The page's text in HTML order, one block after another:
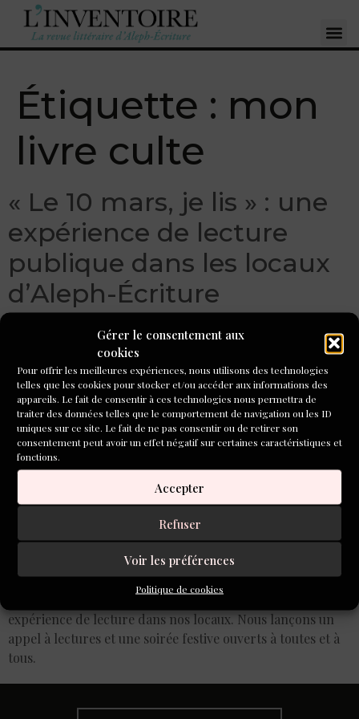
Gérer le consentement aux
cookies
Pour offrir les meilleures expériences, nous utilisons des technologies
telles que les cookies pour stocker et/ou accéder aux informations des
appareils. Le fait de consentir à ces technologies nous permettra de
traiter des données telles que le comportement de navigation ou les ID
uniques sur ce site. Le fait de ne pas consentir ou de retirer son
consentement peut avoir un effet négatif sur certaines caractéristiques et
fonctions.
Accepter
Refuser
Voir les préférences
Politique de cookies
Étiquette : mon
livre culte
« Le 10 mars, je lis » : une
expérience de lecture
publique dans les locaux
d’Aleph-Écriture
À l’initiative du CNL, la journée « 10 mars Je lis », invite à
lire 15 minutes partout en France, sur nos lieux de travail,
à la maison, dans les jardins publics. Nous participons à
cette journée en vous proposant de vivre cette
expérience de lecture dans nos locaux. Nous lançons un
appel à lectures et une soirée festive ouverts à toutes et à
tous.